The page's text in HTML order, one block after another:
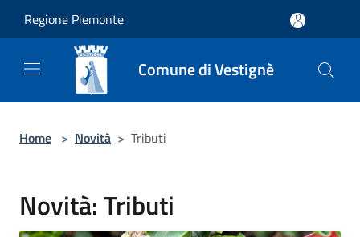
Regione Piemonte
Comune di Vestignè
Home > Novità > Tributi
Novità: Tributi